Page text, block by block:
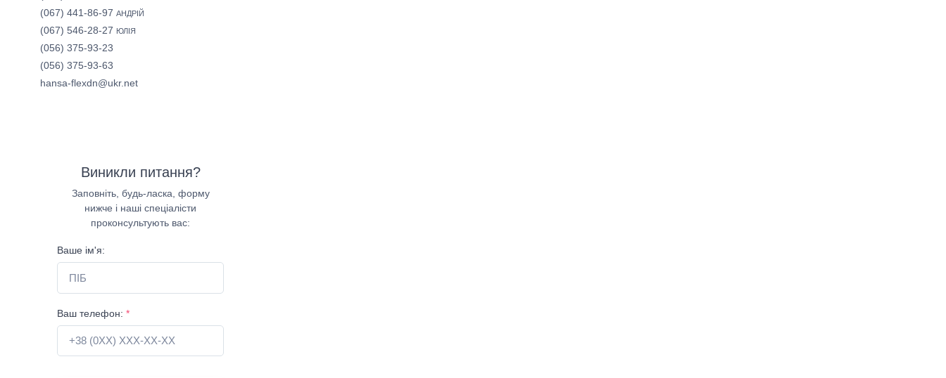
(067) 441-86-97 АНДРІЙ
(067) 546-28-27 ЮЛІЯ
(056) 375-93-23
(056) 375-93-63
hansa-flexdn@ukr.net
Виникли питання?
Заповніть, будь-ласка, форму
нижче і наші спеціалісти
проконсультують вас:
Ваше ім'я:
Ваш телефон: *